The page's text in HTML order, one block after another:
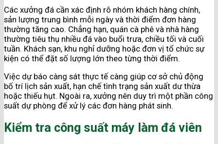
Các xưởng đá cần xác định rõ nhóm khách hàng chính,
sản lượng trung bình mỗi ngày và thời điểm đơn hàng
thường tăng cao. Chẳng hạn, quán cà phê và nhà hàng
thường tiêu thụ nhiều đá vào buổi trưa, chiều tối và cuối
tuần. Khách sạn, khu nghỉ dưỡng hoặc đơn vị tổ chức sự
kiện có thể đặt số lượng lớn theo từng thời điểm.
Việc dự báo càng sát thực tế càng giúp cơ sở chủ động
bố trí lịch sản xuất, hạn chế tình trạng sản xuất dư thừa
hoặc thiếu hụt. Ngoài ra, xưởng nên duy trì một phần công
suất dự phòng để xử lý các đơn hàng phát sinh.
Kiểm tra công suất máy làm đá viên